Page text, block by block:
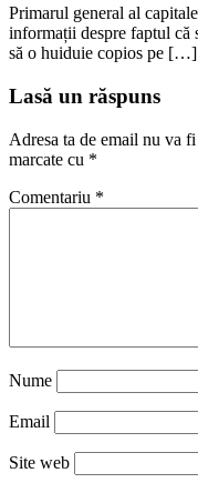
Primarul general al
informații despre faptul că
să o huiduie copios pe […]
Lasă un răspuns
Adresa ta de email nu va
marcate cu *
Comentariu *
Nume
Email
Site web